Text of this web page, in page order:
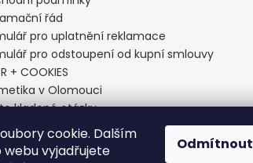
cookie. Dalším
vyjadřujete
Odmítnout
řád
pro uplatnění reklamace
pro odstoupení od kupní smlouvy
+ COOKIES
v Olomouci
kladené otázky